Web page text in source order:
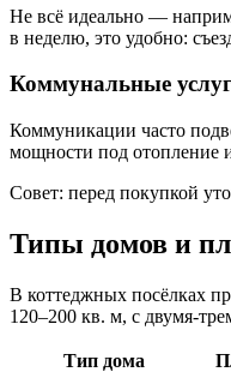
Не всё идеально —
в неделю, это удобно:
Коммунальные
Коммуникации часто
мощности под отопление
Совет: перед покупкой
Типы домов и
В коттеджных посёлках
120–200 кв. м, с двумя-
Тип дома